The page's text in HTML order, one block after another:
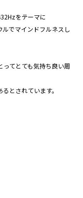
をテーマに
でマインドフルネスし
てとても気持ち良い周
とされています。